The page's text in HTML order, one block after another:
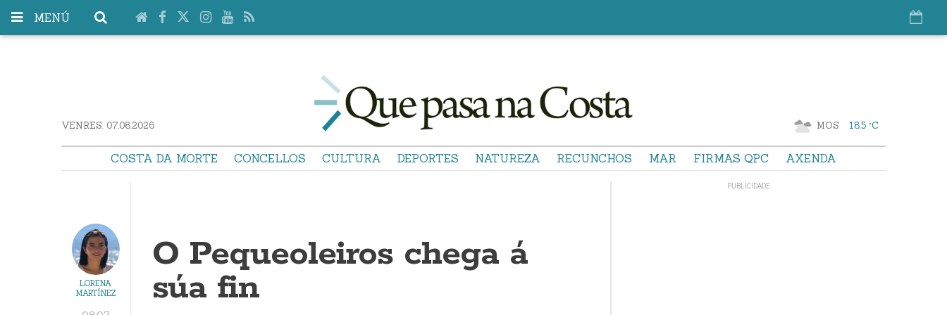
MENÚ
VENRES. 07.08.2026 MOS 18.5 °C
COSTA DA MORTE CONCELLOS CULTURA DEPORTES NATUREZA RECUNCHOS MAR FIRMAS QPC AXENDA
LORENA
MARTÍNEZ
O Pequeoleiros chega á
súa fin